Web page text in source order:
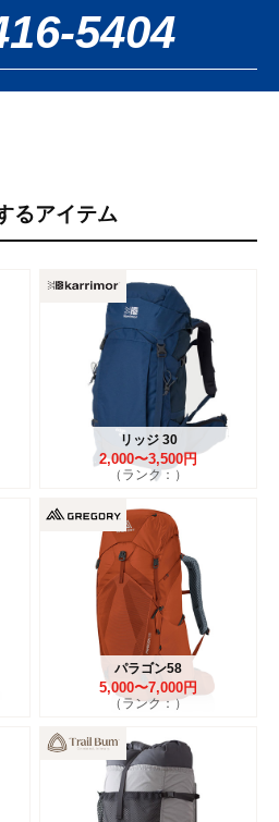
5404
るアイテム
リッジ 30
2,000〜3,500円
（ランク：）
パラゴン58
5,000〜7,000円
（ランク：）